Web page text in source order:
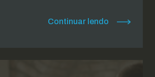
Continuar lendo